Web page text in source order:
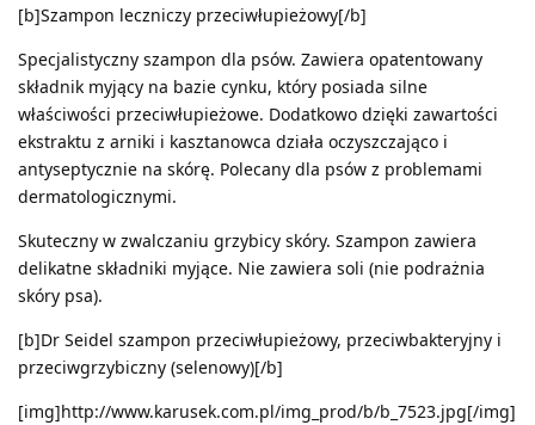
[b]Szampon leczniczy przeciwłupieżowy[/b]
Specjalistyczny szampon dla psów. Zawiera opatentowany
składnik myjący na bazie cynku, który posiada silne
właściwości przeciwłupieżowe. Dodatkowo dzięki zawartości
ekstraktu z arniki i kasztanowca działa oczyszczająco i
antyseptycznie na skórę. Polecany dla psów z problemami
dermatologicznymi.
Skuteczny w zwalczaniu grzybicy skóry. Szampon zawiera
delikatne składniki myjące. Nie zawiera soli (nie podrażnia
skóry psa).
[b]Dr Seidel szampon przeciwłupieżowy, przeciwbakteryjny i
przeciwgrzybiczny (selenowy)[/b]
[img]http://www.karusek.com.pl/img_prod/b/b_7523.jpg[/img]